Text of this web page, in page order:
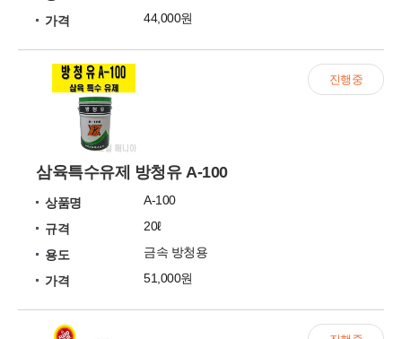
가격
44,000원
삼육특수유제 방청유 A-100
상품명
A-100
규격
20ℓ
용도
금속 방청용
가격
51,000원
진행중